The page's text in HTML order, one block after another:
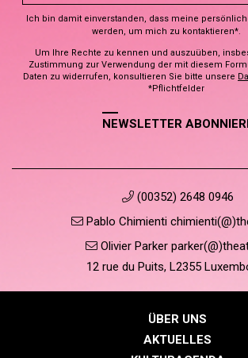
Ich bin damit einverstanden, dass meine
werden, um mich zu kontaktieren*.
Um Ihre Rechte zu kennen und auszuüben,
Zustimmung zur Verwendung der mit diesem
Daten zu widerrufen, konsultieren Sie bitte unsere
*Pflichtfelder
NEWSLETTER
(00352) 2648 0946
Pablo Chimienti
Olivier Parker
12 rue du Puits, L2355
ÜBER UNS
AKTUELLES